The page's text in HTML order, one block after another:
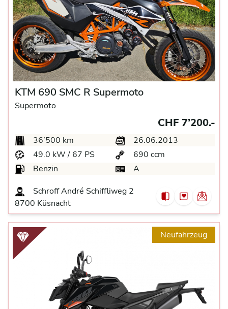
KTM 690 SMC R Supermoto
Supermoto
CHF 7’200.-
36’500 km
26.06.2013
49.0 kW / 67 PS
690 ccm
Benzin
A
Schroff André Schiffliweg 2
8700 Küsnacht
Neufahrzeug